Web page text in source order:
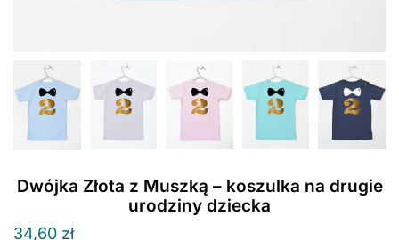
Dwójka Złota z Muszką – koszulka na drugie
urodziny dziecka
34,60 zł